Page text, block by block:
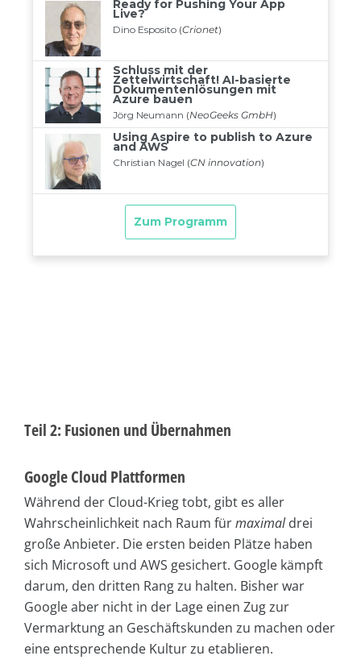
Teil 2: Fusionen und Übernahmen
Google Cloud Plattformen
Während der Cloud-Krieg tobt, gibt es aller
Wahrscheinlichkeit nach Raum fürmaximaldrei
große Anbieter. Die ersten beiden Plätze haben
sich Microsoft und AWS gesichert. Google kämpft
darum, den dritten Rang zu halten. Bisher war
Google aber nicht in der Lage einen Zug zur
Vermarktung an Geschäftskunden zu machen oder
eine entsprechende Kultur zu etablieren.